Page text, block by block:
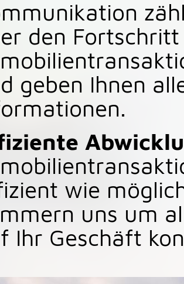
den
geben Ihnen
wie
uns um
Ihr Geschäft